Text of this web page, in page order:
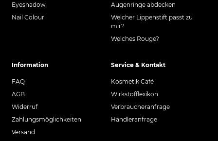
Eyeshadow
Nail Colour
Augenringe abdecken
Welcher Lippenstift passt zu
mir?
Welches Rouge?
Information
FAQ
AGB
Widerruf
Zahlungsmöglichkeiten
Versand
Service & Kontakt
Kosmetik Café
Wirkstofflexikon
Verbraucheranfrage
Händleranfrage